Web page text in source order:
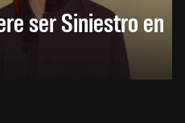
ser Siniestro en